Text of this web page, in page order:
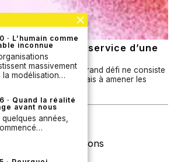
tendances au service d’une
influente ?
le plus grand défi ne consiste
prospectives, mais à amener les
compte…
Creative Commons
· L’humain comme
inconnue
massivement
la modélisation…
· Quand la réalité
avant nous
quelques années,